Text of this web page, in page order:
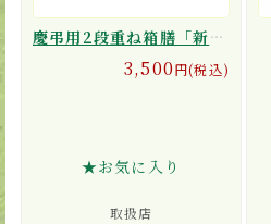
慶弔用2段重ね箱膳「新花山吹」
3,500円(税込)
★お気に入り
取扱店